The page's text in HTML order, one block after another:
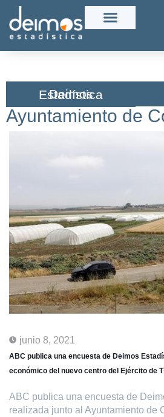
Deimos Estadística​
Ayuntamiento de
junio 8, 2021
ABC publica una encuesta de Deimos
económico del nuevo centro del Ejército de
ABC publica una encuesta de
realizada junto al Ayuntamiento de